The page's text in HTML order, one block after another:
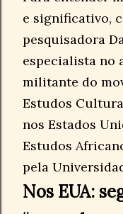
e significativo,
pesquisadora
especialista no
militante do
Estudos
nos Estados
Estudos
pela
Nos EUA: